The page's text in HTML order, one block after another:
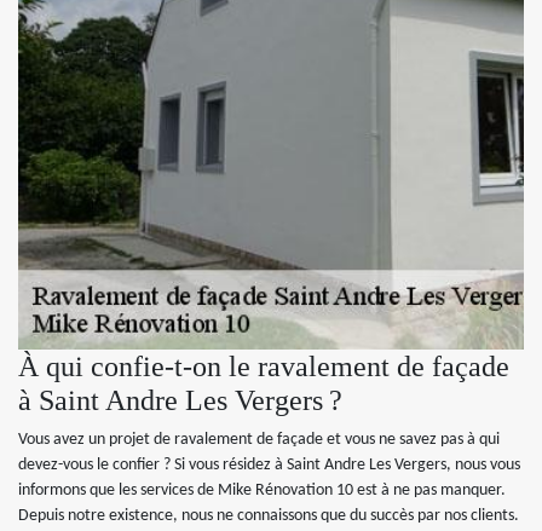
À qui confie-t-on le ravalement de façade
à Saint Andre Les Vergers ?
Vous avez un projet de ravalement de façade et vous ne savez pas à qui
devez-vous le confier ? Si vous résidez à Saint Andre Les Vergers, nous vous
informons que les services de Mike Rénovation 10 est à ne pas manquer.
Depuis notre existence, nous ne connaissons que du succès par nos clients.